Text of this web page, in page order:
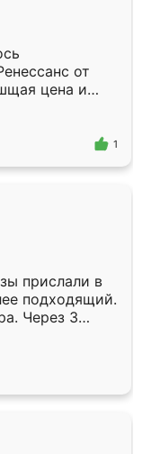
от
цена и
Приехавший
самый
1
прислали в
подходящий.
Через 3
Остались